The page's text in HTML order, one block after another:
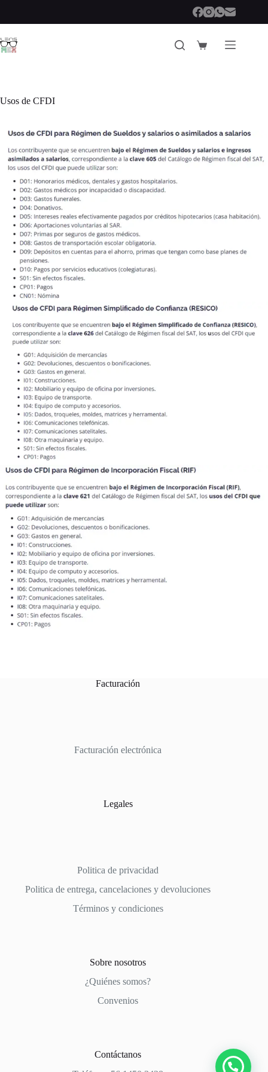
contenido
Carro
Usos de CFDI
Facturación
Facturación electrónica
Legales
Politica de privacidad
Politica de entrega, cancelaciones y devoluciones
Términos y condiciones
Sobre nosotros
¿Quiénes somos?
Convenios
Contáctanos